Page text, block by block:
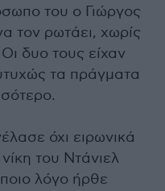
του ο Γιώργος
τον ρωτάει, χωρίς
δυο τους είχαν
τα πράγματα
όχι ειρωνικά
του Ντάνιελ
λόγο ήρθε